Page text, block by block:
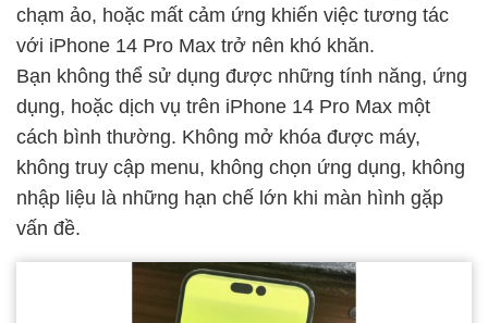
chạm ảo, hoặc mất cảm ứng khiến việc tương tác
với iPhone 14 Pro Max trở nên khó khăn.
Bạn không thể sử dụng được những tính năng, ứng
dụng, hoặc dịch vụ trên iPhone 14 Pro Max một
cách bình thường. Không mở khóa được máy,
không truy cập menu, không chọn ứng dụng, không
nhập liệu là những hạn chế lớn khi màn hình gặp
vấn đề.